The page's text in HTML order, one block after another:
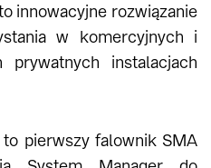
innowacyjne rozwiązanie
w komercyjnych i
prywatnych instalacjach
to pierwszy falownik SMA